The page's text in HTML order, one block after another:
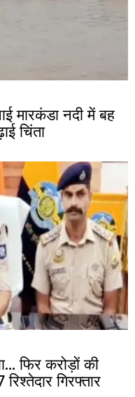
मारकंडा नदी में बह
चिंता
फिर करोड़ों की
गिरफ्तार